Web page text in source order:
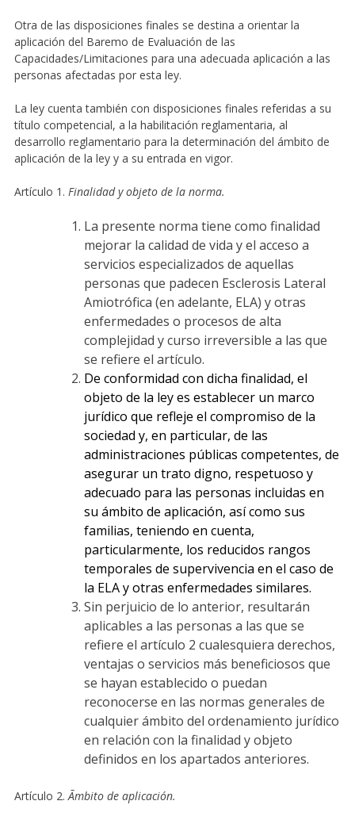
Otra de las disposiciones finales se destina a orientar la
aplicación del Baremo de Evaluación de las
Capacidades/Limitaciones para una adecuada aplicación a las
personas afectadas por esta ley.
La ley cuenta también con disposiciones finales referidas a su
título competencial, a la habilitación reglamentaria, al
desarrollo reglamentario para la determinación del ámbito de
aplicación de la ley y a su entrada en vigor.
Artículo 1. Finalidad y objeto de la norma.
La presente norma tiene como finalidad
mejorar la calidad de vida y el acceso a
servicios especializados de aquellas
personas que padecen Esclerosis Lateral
Amiotrófica (en adelante, ELA) y otras
enfermedades o procesos de alta
complejidad y curso irreversible a las que
se refiere el artículo.
De conformidad con dicha finalidad, el
objeto de la ley es establecer un marco
jurídico que refleje el compromiso de la
sociedad y, en particular, de las
administraciones públicas competentes, de
asegurar un trato digno, respetuoso y
adecuado para las personas incluidas en
su ámbito de aplicación, así como sus
familias, teniendo en cuenta,
particularmente, los reducidos rangos
temporales de supervivencia en el caso de
la ELA y otras enfermedades similares.
Sin perjuicio de lo anterior, resultarán
aplicables a las personas a las que se
refiere el artículo 2 cualesquiera derechos,
ventajas o servicios más beneficiosos que
se hayan establecido o puedan
reconocerse en las normas generales de
cualquier ámbito del ordenamiento jurídico
en relación con la finalidad y objeto
definidos en los apartados anteriores.
Artículo 2. Ãmbito de aplicación.